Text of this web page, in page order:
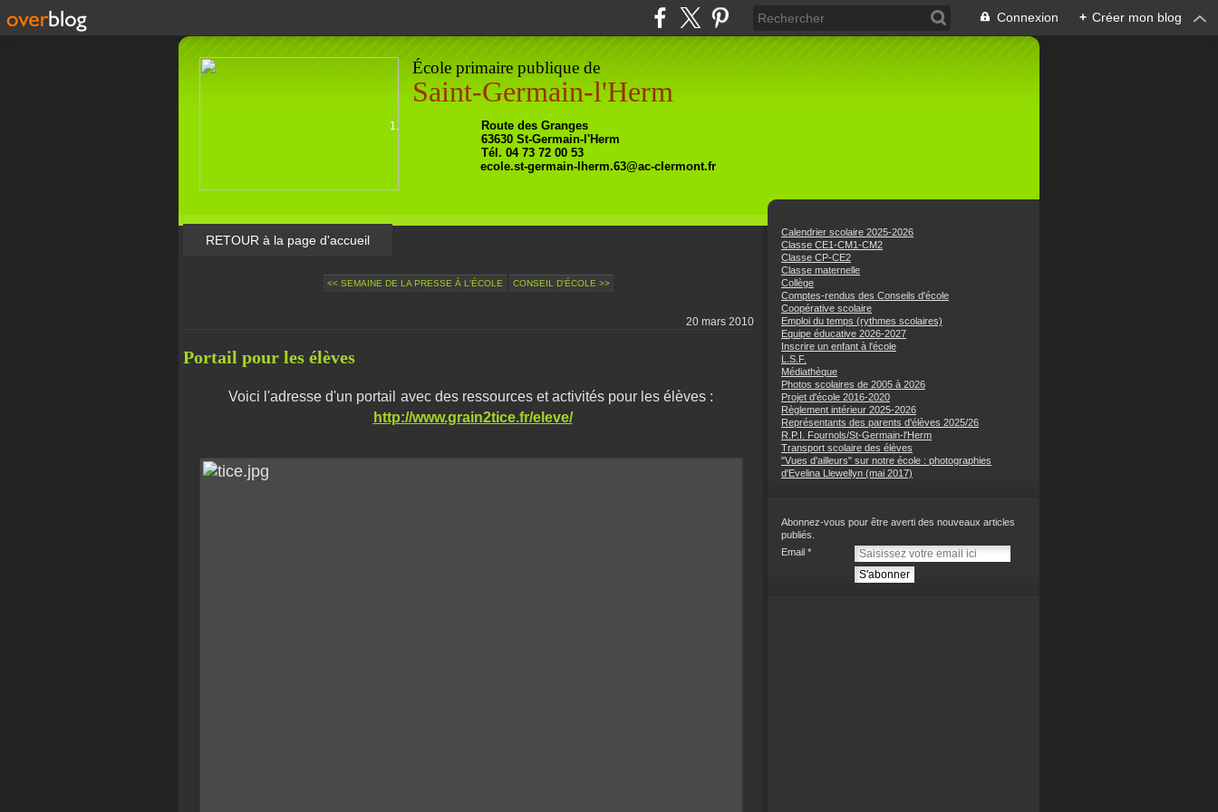
Connexion + Créer mon blog
École primaire publique de
Saint-Germain-l'Herm
Route des Granges
63630 St-Germain-l'Herm
Tél. 04 73 72 00 53
ecole.st-germain-lherm.63@ac-clermont.fr
RETOUR à la page d'accueil
<< SEMAINE DE LA PRESSE À L'ÉCOLE CONSEIL D'ÉCOLE >>
20 mars 2010
Portail pour les élèves
Voici l'adresse d'un portail avec des ressources et activités pour les élèves :
http://www.grain2tice.fr/eleve/
Calendrier scolaire 2025-2026
Classe CE1-CM1-CM2
Classe CP-CE2
Classe maternelle
Collège
Comptes-rendus des Conseils d'école
Coopérative scolaire
Emploi du temps (rythmes scolaires)
Equipe éducative 2026-2027
Inscrire un enfant à l'école
L.S.F.
Médiathèque
Photos scolaires de 2005 à 2026
Projet d'école 2016-2020
Règlement intérieur 2025-2026
Représentants des parents d'élèves 2025/26
R.P.I. Fournols/St-Germain-l'Herm
Transport scolaire des élèves
"Vues d'ailleurs" sur notre école : photographies
d'Evelina Llewellyn (mai 2017)
Abonnez-vous pour être averti des nouveaux articles
publiés.
Email